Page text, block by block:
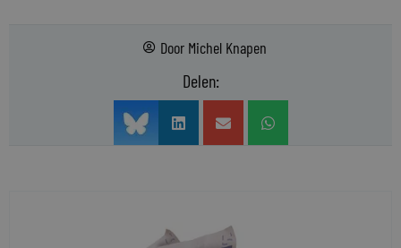
Door Michel Knapen
Delen: